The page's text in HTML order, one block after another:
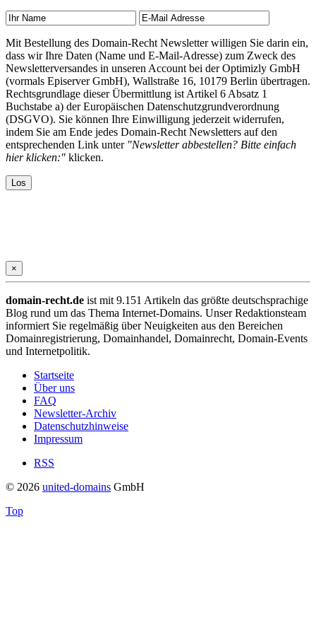
Mit Bestellung des Domain-Recht Newsletter willigen Sie darin ein,
dass wir Ihre Daten (Name und E-Mail-Adresse) zum Zweck des
Newsletterversandes in unseren Account bei der Optimizly GmbH
(vormals Episerver GmbH), Wallstraße 16, 10179 Berlin übertragen.
Rechtsgrundlage dieser Übermittlung ist Artikel 6 Absatz 1
Buchstabe a) der Europäischen Datenschutzgrundverordnung
(DSGVO). Sie können Ihre Einwilligung jederzeit widerrufen,
indem Sie am Ende jedes Domain-Recht Newsletters auf den
entsprechenden Link unter "Newsletter abbestellen? Bitte einfach
hier klicken:" klicken.
×
domain-recht.de ist mit 9.151 Artikeln das größte deutschsprachige
Blog rund um das Thema Internet-Domains. Unser Redaktionsteam
informiert Sie regelmäßig über Neuigkeiten aus den Bereichen
Domainregistrierung, Domainhandel, Domainrecht, Domain-Events
und Internetpolitik.
Startseite
Über uns
FAQ
Newsletter-Archiv
Datenschutzhinweise
Impressum
RSS
© 2026 united-domains GmbH
Top